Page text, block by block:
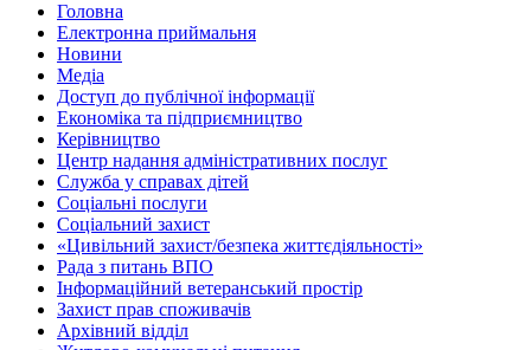
Головна
Електронна приймальня
Новини
Медіа
Доступ до публічної інформації
Економіка та підприємництво
Керівництво
Центр надання адміністративних послуг
Служба у справах дітей
Соціальні послуги
Соціальний захист
«Цивільний захист/безпека життєдіяльності»
Рада з питань ВПО
Інформаційний ветеранський простір
Захист прав споживачів
Архівний відділ